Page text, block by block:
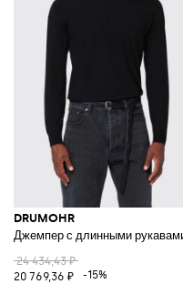
DRUMOHR
Джемпер с длинными
24 434,43 ₽
20 769,36 ₽
-15%